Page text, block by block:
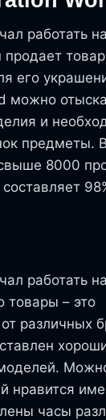
работать
продает
его
можно
и
предметы.
8000
работать
товары – это
различных
нравится
часы